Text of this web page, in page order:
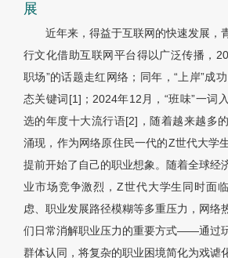
展
近年来，得益于互联网的快速发展，
行文化借助互联网平台得以广泛传播，
职场”的话题走红网络；同年，“上岸”成
态关键词[1]；2024年12月，“班味”一词
选的年度十大流行语[2]，随着越来越多
涌现，作为网络原住民一代的Z世代大学
提前开始了自己的职业想象。随着全球经
业市场竞争激烈，Z世代大学生同时面
虑、职业发展路径模糊等多重压力，网络
们日常消解职业压力的重要方式——通过
群体认同，将复杂的职业困境简化为戏谑